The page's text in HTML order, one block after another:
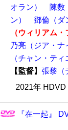
オラン）
陳数
ン）
鄧倫（ダ
（ウィリアム
乃亮（ジア・ナ
（チャン・テ
【監督】 張黎（
2021年
『在一起』